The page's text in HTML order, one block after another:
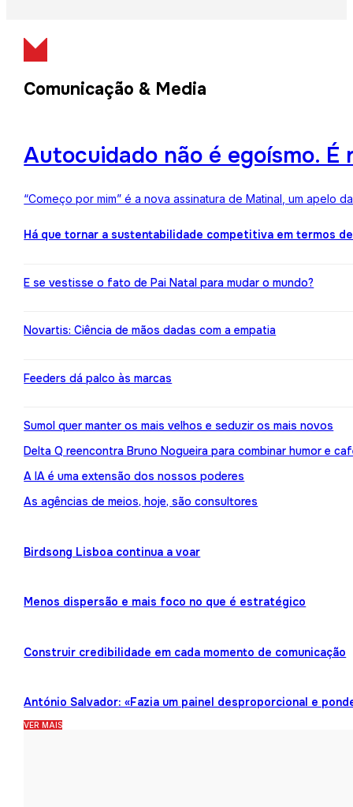
Comunicação & Media
Autocuidado não é egoísmo. É
“Começo por mim” é a nova assinatura de Matinal, um apelo
Há que tornar a sustentabilidade competitiva em termos
E se vestisse o fato de Pai Natal para mudar o mundo?
Novartis: Ciência de mãos dadas com a empatia
Feeders dá palco às marcas
Sumol quer manter os mais velhos e seduzir os mais novos
Delta Q reencontra Bruno Nogueira para combinar humor e
A IA é uma extensão dos nossos poderes
As agências de meios, hoje, são consultores
Birdsong Lisboa continua a voar
Menos dispersão e mais foco no que é estratégico
Construir credibilidade em cada momento de comunicação
António Salvador: «Fazia um painel desproporcional e
VER MAIS